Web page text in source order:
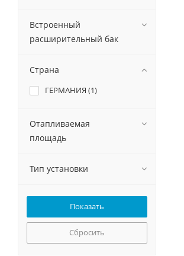
Встроенный
расширительный бак
Страна
ГЕРМАНИЯ (1)
Отапливаемая
площадь
Тип установки
Сбросить